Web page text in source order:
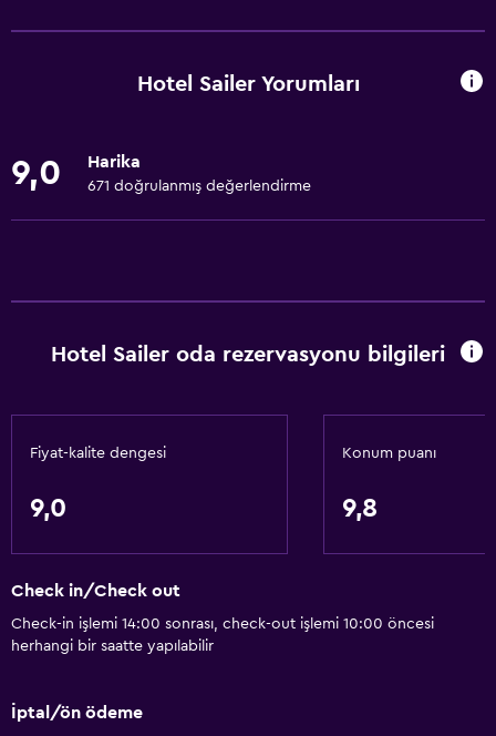
Ücretsiz WiFi
Ücretsiz tuvalet malzemeleri
Saç kremi
Erişilebilirlik ve uygunluk
Birimin tamamına tekerlekli sandalye ile erişilebilir
Hipoalerjenik yastık
Sigara içilmez
Üst katlara asansörle erişilebilir
Özel Sigara İçilir Alan
Oturma alanı
Hotel Sailer Yorumları
9,0 Harika
671 doğrulanmış değerlendirme
Hotel Sailer oda rezervasyonu bilgileri
Fiyat-kalite dengesi
9,0
Konum puanı
9,8
Check in/Check out
Check-in işlemi 14:00 sonrası, check-out işlemi 10:00 öncesi
herhangi bir saatte yapılabilir
İptal/ön ödeme